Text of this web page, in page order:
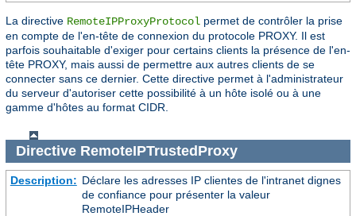
La directive RemoteIPProxyProtocol permet de contrôler la prise
en compte de l'en-tête de connexion du protocole PROXY. Il est
parfois souhaitable d'exiger pour certains clients la présence de l'en-
tête PROXY, mais aussi de permettre aux autres clients de se
connecter sans ce dernier. Cette directive permet à l'administrateur
du serveur d'autoriser cette possibilité à un hôte isolé ou à une
gamme d'hôtes au format CIDR.
Directive RemoteIPTrustedProxy
Description: Déclare les adresses IP clientes de l'intranet dignes
de confiance pour présenter la valeur
RemoteIPHeader